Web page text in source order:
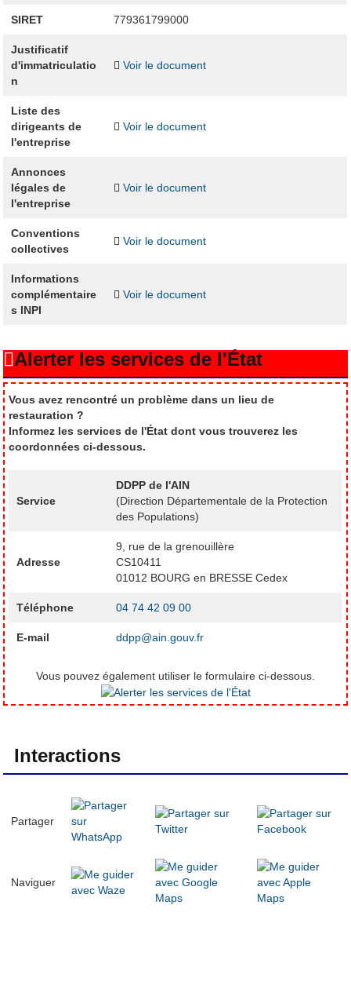
SIRET 779361799000
Justificatif
d'immatriculatio
n
Voir le document
Liste des
dirigeants de
l'entreprise
Voir le document
Annonces
légales de
l'entreprise
Voir le document
Conventions
collectives
Voir le document
Informations
complémentaire
s INPI
Voir le document
Alerter les services de l'État
Vous avez rencontré un problème dans un lieu de
restauration ?
Informez les services de l'État dont vous trouverez les
coordonnées ci-dessous.
Service
DDPP de l'AIN
(Direction Départementale de la Protection
des Populations)
Adresse
9, rue de la grenouillère
CS10411
01012 BOURG en BRESSE Cedex
Téléphone 04 74 42 09 00
E-mail ddpp@ain.gouv.fr
Vous pouvez également utiliser le formulaire ci-dessous.
Interactions
Partager
Naviguer